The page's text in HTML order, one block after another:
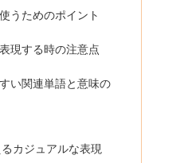
うためのポイント
現する時の注意点
い関連単語と意味の
カジュアルな表現